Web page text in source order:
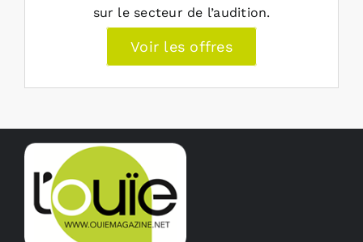
sur le secteur de l’audition.
Voir les offres